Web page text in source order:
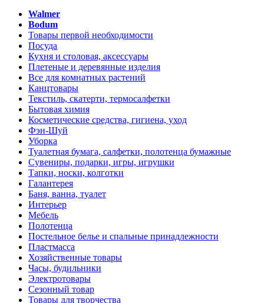
Walmer
Bodum
Товары первой необходимости
Посуда
Кухня и столовая, аксессуары
Плетеные и деревянные изделия
Все для комнатных растений
Канцтовары
Текстиль, скатерти, термосалфетки
Бытовая химия
Косметические средства, гигиена, уход
Фэн-Шуй
Уборка
Туалетная бумага, салфетки, полотенца бумажные
Сувениры, подарки, игры, игрушки
Тапки, носки, колготки
Галантерея
Баня, ванна, туалет
Интерьер
Мебель
Полотенца
Постельное белье и спальные принадлежности
Пластмасса
Хозяйственные товары
Часы, будильники
Электротовары
Сезонный товар
Товары для творчества